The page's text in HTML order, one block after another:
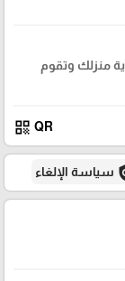
منزلك وتقوم
QR
qr_code
سياسة الإلغاء